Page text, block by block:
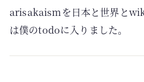
arisakaismを日本と世界と
は僕のtodoに入りました。